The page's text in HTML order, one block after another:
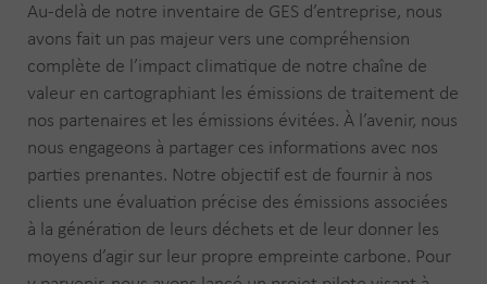
Au-delà de notre inventaire de GES d’entreprise, nous
avons fait un pas majeur vers une compréhension
complète de l’impact climatique de notre chaîne de
valeur en cartographiant les émissions de traitement de
nos partenaires et les émissions évitées. À l’avenir, nous
nous engageons à partager ces informations avec nos
parties prenantes. Notre objectif est de fournir à nos
clients une évaluation précise des émissions associées
à la génération de leurs déchets et de leur donner les
moyens d’agir sur leur propre empreinte carbone. Pour